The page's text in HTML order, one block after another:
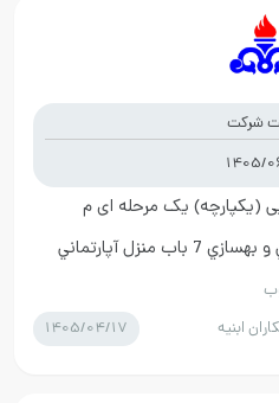
شرکت
1405/
(یکپارچه) یک مرحله ای م
م/04/0408 ت1 تعميرات انتقالي و بهسازي 7 باب منزل آپارتماني
ابنیه 1405/04/17